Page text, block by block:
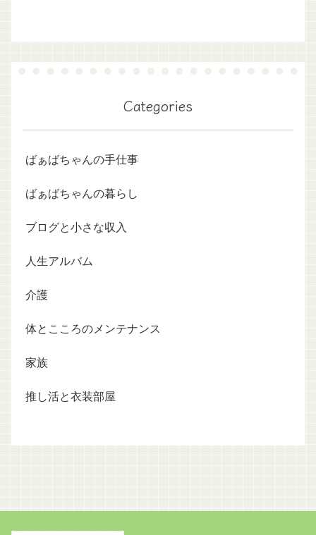
Categories
ばぁばちゃんの手仕事
ばぁばちゃんの暮らし
ブログと小さな収入
人生アルバム
介護
体とこころのメンテナンス
家族
推し活と衣装部屋